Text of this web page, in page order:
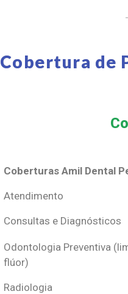
Cobertura de
Coberturas Amil Dental
Coberturas Amil Dental
Atendimento
Consultas e Diagnósticos
Odontologia Preventiva
flúor)
Radiologia